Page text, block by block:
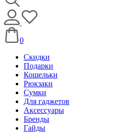
0
Скидки
Подарки
Кошельки
Рюкзаки
Сумки
Для гаджетов
Аксессуары
Бренды
Гайды